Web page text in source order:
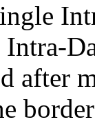
after